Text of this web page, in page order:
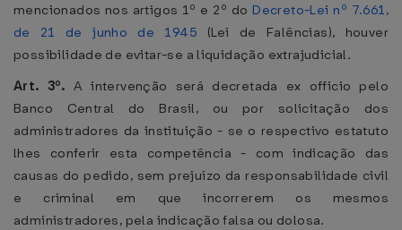
mencionados nos artigos 1º e 2º do Decreto-Lei nº 7.661,
de 21 de junho de 1945 (Lei de Falências), houver
possibilidade de evitar-se a liquidação extrajudicial.
Art. 3º. A intervenção será decretada ex officio pelo
Banco Central do Brasil, ou por solicitação dos
administradores da instituição - se o respectivo estatuto
lhes conferir esta competência - com indicação das
causas do pedido, sem prejuízo da responsabilidade civil
e criminal em que incorrerem os mesmos
administradores, pela indicação falsa ou dolosa.